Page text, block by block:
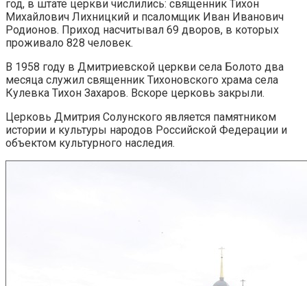
год, в штате церкви числились: священник Тихон
Михайлович Лихницкий и псаломщик Иван Иванович
Родионов. Приход насчитывал 69 дворов, в которых
проживало 828 человек.
В 1958 году в Дмитриевской церкви села Болото два
месяца служил священник Тихоновского храма села
Кулевка Тихон Захаров. Вскоре церковь закрыли.
Церковь Дмитрия Солунского является памятником
истории и культуры народов Российской Федерации и
объектом культурного наследия.